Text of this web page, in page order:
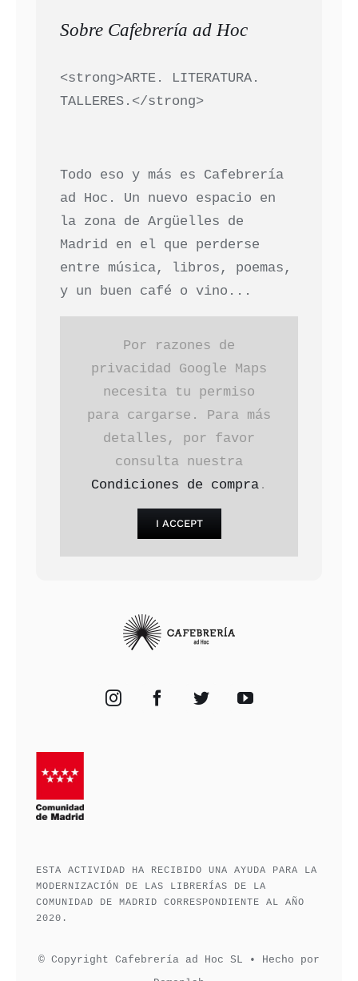
Sobre Cafebrería ad Hoc
<strong>ARTE. LITERATURA.
TALLERES.</strong>
Todo eso y más es Cafebrería
ad Hoc. Un nuevo espacio en
la zona de Argüelles de
Madrid en el que perderse
entre música, libros, poemas,
y un buen café o vino...
Por razones de
privacidad Google Maps
necesita tu permiso
para cargarse. Para más
detalles, por favor
consulta nuestra
Condiciones de compra .
I ACCEPT
ESTA ACTIVIDAD HA RECIBIDO UNA AYUDA PARA LA
MODERNIZACIÓN DE LAS LIBRERÍAS DE LA
COMUNIDAD DE MADRID CORRESPONDIENTE AL AÑO
2020.
© Copyright Cafebrería ad Hoc SL • Hecho por